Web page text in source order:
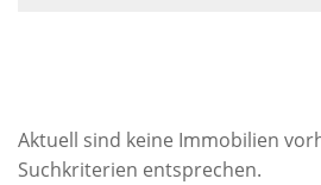
Aktuell sind keine Immobilien
Suchkriterien entsprechen.